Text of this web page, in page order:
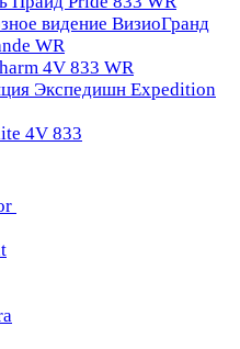
видение ВизиоГранд
WR
4V 833 WR
Экспедишн Expedition
4V 833